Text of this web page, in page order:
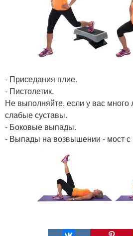
- Приседания плие.
- Пистолетик.
Не выполняйте, если у вас много
слабые суставы.
- Боковые выпады.
- Выпады на возвышении - мост с